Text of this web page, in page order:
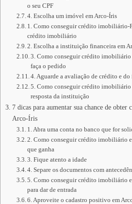
o seu CPF
4. Escolha um imóvel em Arco-Íris
1. Como conseguir crédito imobiliário-
crédito imobiliário
2. Escolha a instituição financeira em
3. Como conseguir crédito imobiliário
faça o pedido
4. Aguarde a avaliação de crédito e
5. Como conseguir crédito imobiliário
resposta da instituição
7 dicas para aumentar sua chance de
Arco-Íris
1. Abra uma conta no banco que for
2. Como conseguir crédito imobiliário
que ganha
3. Fique atento a idade
4. Separe os documentos com
5. Como conseguir crédito imobiliário
para dar de entrada
6. Aproveite o cadastro positivo em